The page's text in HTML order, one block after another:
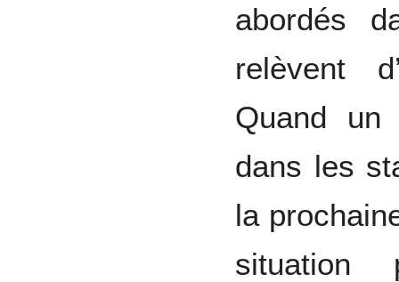
abordés
relèvent
Quand un
dans les
la
situation